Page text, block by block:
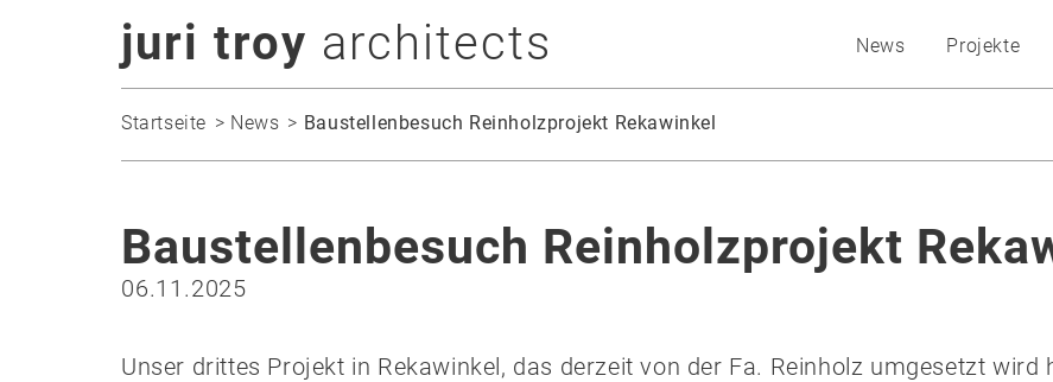
juri troy architects News Projekte
Startseite News Baustellenbesuch Reinholzprojekt Rekawinkel
Baustellenbesuch Reinholzprojekt
06.11.2025
Unser drittes Projekt in Rekawinkel, das derzeit von der Fa. Reinholz umgesetzt